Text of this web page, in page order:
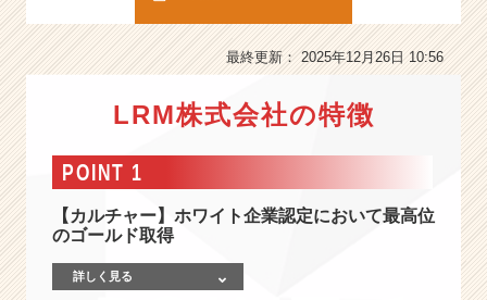
年
で
6
T
ン
最終更新： 2025年12月26日 10:56
LRM株式会社の特徴
POINT 1
【カルチャー】ホワイト企業認定において最高位
のゴールド取得
詳しく見る